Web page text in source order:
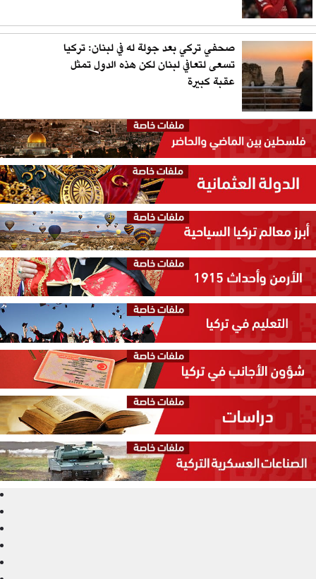
صحفي تركي بعد جولة له في لبنان: تركيا
تسعى لتعافي لبنان لكن هذه الدول تمثل
عقبة كبيرة